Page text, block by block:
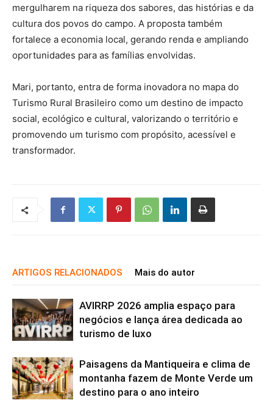
mergulharem na riqueza dos sabores, das histórias e da
cultura dos povos do campo. A proposta também
fortalece a economia local, gerando renda e ampliando
oportunidades para as famílias envolvidas.
Mari, portanto, entra de forma inovadora no mapa do
Turismo Rural Brasileiro como um destino de impacto
social, ecológico e cultural, valorizando o território e
promovendo um turismo com propósito, acessível e
transformador.
ARTIGOS RELACIONADOS Mais do autor
AVIRRP 2026 amplia espaço para
negócios e lança área dedicada ao
turismo de luxo
Paisagens da Mantiqueira e clima de
montanha fazem de Monte Verde um
destino para o ano inteiro